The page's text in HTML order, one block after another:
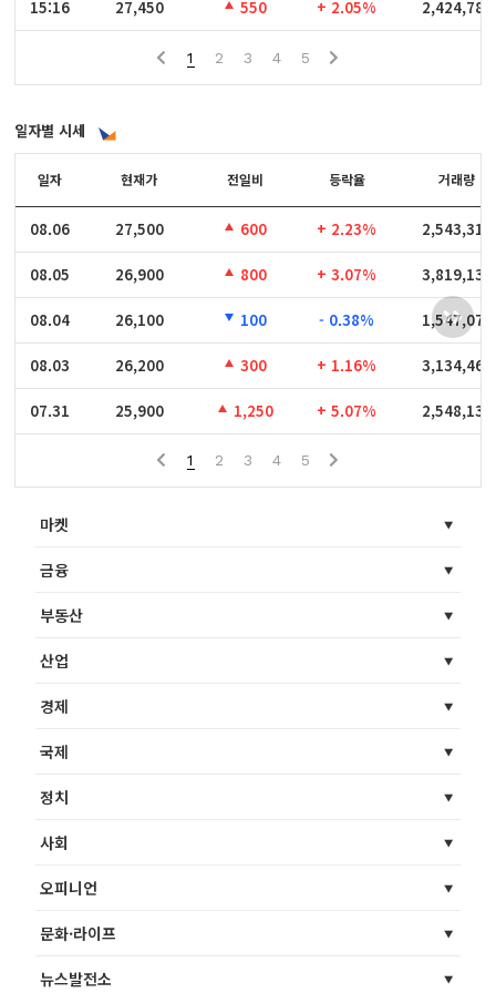
15:16
15:16 27,450 550 + 2.05% 2,424,780
1 2 3 4 5
일자별 시세
일자
08.06
08.05
08.04
08.03
07.31
일자 현재가 전일비 등락율 거래량
08.06 27,500 600 + 2.23% 2,543,318
08.05 26,900 800 + 3.07% 3,819,131
08.04 26,100 100 - 0.38% 1,547,076
08.03 26,200 300 + 1.16% 3,134,460
07.31 25,900 1,250 + 5.07% 2,548,132
1 2 3 4 5
마켓
금융
부동산
산업
경제
국제
정치
사회
오피니언
문화·라이프
뉴스발전소